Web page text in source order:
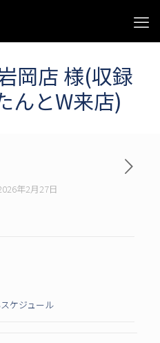
岡店 様(収録
んとW来店)
年2月27日
ケジュール